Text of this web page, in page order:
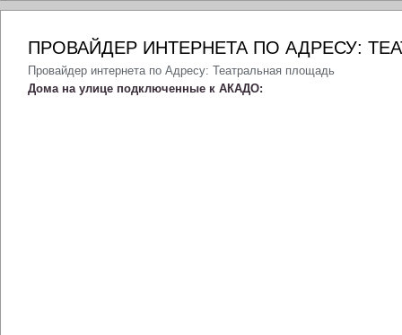
ПРОВАЙДЕР ИНТЕРНЕТА ПО АДРЕСУ:
Провайдер интернета по Адресу: Театральная площадь
Дома на улице подключенные к АКАДО: